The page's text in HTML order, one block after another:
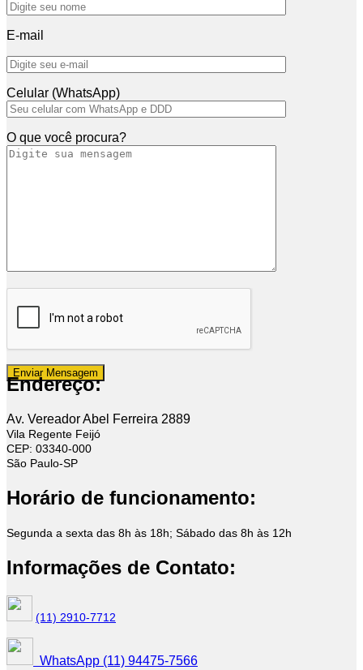
E-mail
Celular (WhatsApp)
O que você procura?
Endereço:
Av. Vereador Abel Ferreira 2889
Vila Regente Feijó
CEP: 03340-000
São Paulo-SP
Horário de funcionamento:
Segunda a sexta das 8h às 18h; Sábado das 8h às 12h
Informações de Contato:
(11) 2910-7712
WhatsApp (11) 94475-7566